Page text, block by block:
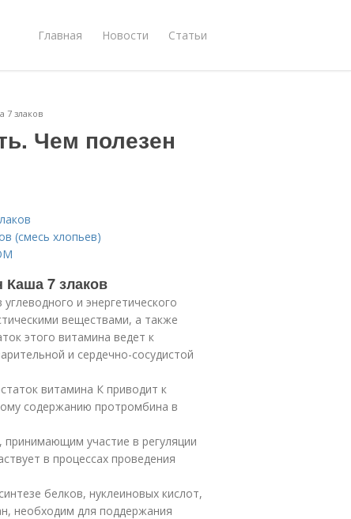
Главная Новости Статьи
7 злаков
Чем полезен
(смесь хлопьев)
Каша 7 злаков
и энергетического
веществами, а также
этого витамина ведет к
и сердечно-сосудистой
витамина К приводит к
содержанию протромбина в
участие в регуляции
в процессах проведения
белков, нуклеиновых кислот,
необходим для поддержания